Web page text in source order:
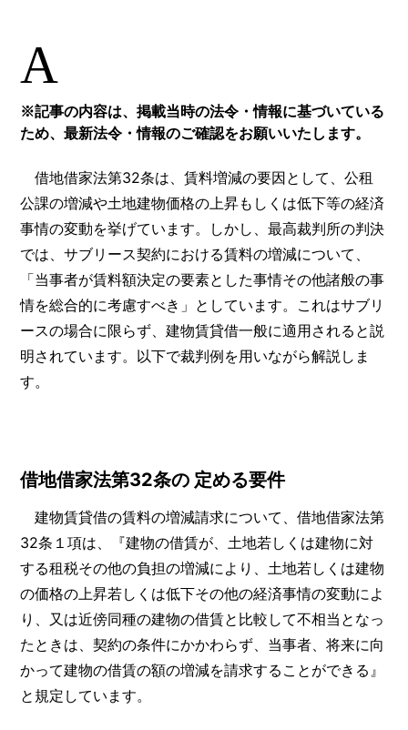
A
※記事の内容は、掲載当時の法令・情報に基づいている
ため、最新法令・情報のご確認をお願いいたします。
借地借家法第32条は、賃料増減の要因として、公租
公課の増減や土地建物価格の上昇もしくは低下等の経済
事情の変動を挙げています。しかし、最高裁判所の判決
では、サブリース契約における賃料の増減について、
「当事者が賃料額決定の要素とした事情その他諸般の事
情を総合的に考慮すべき」としています。これはサブリ
ースの場合に限らず、建物賃貸借一般に適用されると説
明されています。以下で裁判例を用いながら解説しま
す。
借地借家法第32条の 定める要件
建物賃貸借の賃料の増減請求について、借地借家法第
32条１項は、『建物の借賃が、土地若しくは建物に対
する租税その他の負担の増減により、土地若しくは建物
の価格の上昇若しくは低下その他の経済事情の変動によ
り、又は近傍同種の建物の借賃と比較して不相当となっ
たときは、契約の条件にかかわらず、当事者、将来に向
かって建物の借賃の額の増減を請求することができる』
と規定しています。